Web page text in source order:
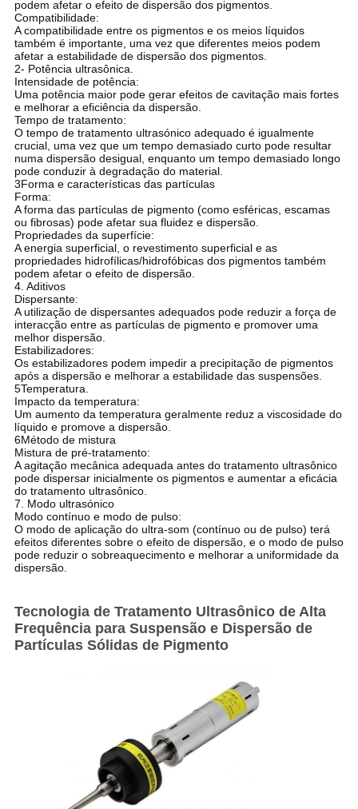
podem afetar o efeito de dispersão dos pigmentos.
Compatibilidade:
A compatibilidade entre os pigmentos e os meios líquidos
também é importante, uma vez que diferentes meios podem
afetar a estabilidade de dispersão dos pigmentos.
2- Potência ultrasônica.
Intensidade de potência:
Uma potência maior pode gerar efeitos de cavitação mais fortes
e melhorar a eficiência da dispersão.
Tempo de tratamento:
O tempo de tratamento ultrasónico adequado é igualmente
crucial, uma vez que um tempo demasiado curto pode resultar
numa dispersão desigual, enquanto um tempo demasiado longo
pode conduzir à degradação do material.
3Forma e características das partículas
Forma:
A forma das partículas de pigmento (como esféricas, escamas
ou fibrosas) pode afetar sua fluidez e dispersão.
Propriedades da superfície:
A energia superficial, o revestimento superficial e as
propriedades hidrofílicas/hidrofóbicas dos pigmentos também
podem afetar o efeito de dispersão.
4. Aditivos
Dispersante:
A utilização de dispersantes adequados pode reduzir a força de
interacção entre as partículas de pigmento e promover uma
melhor dispersão.
Estabilizadores:
Os estabilizadores podem impedir a precipitação de pigmentos
após a dispersão e melhorar a estabilidade das suspensões.
5Temperatura.
Impacto da temperatura:
Um aumento da temperatura geralmente reduz a viscosidade do
líquido e promove a dispersão.
6Método de mistura
Mistura de pré-tratamento:
A agitação mecânica adequada antes do tratamento ultrasônico
pode dispersar inicialmente os pigmentos e aumentar a eficácia
do tratamento ultrasônico.
7. Modo ultrasónico
Modo contínuo e modo de pulso:
O modo de aplicação do ultra-som (contínuo ou de pulso) terá
efeitos diferentes sobre o efeito de dispersão, e o modo de pulso
pode reduzir o sobreaquecimento e melhorar a uniformidade da
dispersão.
Tecnologia de Tratamento Ultrasônico de Alta
Frequência para Suspensão e Dispersão de
Partículas Sólidas de Pigmento